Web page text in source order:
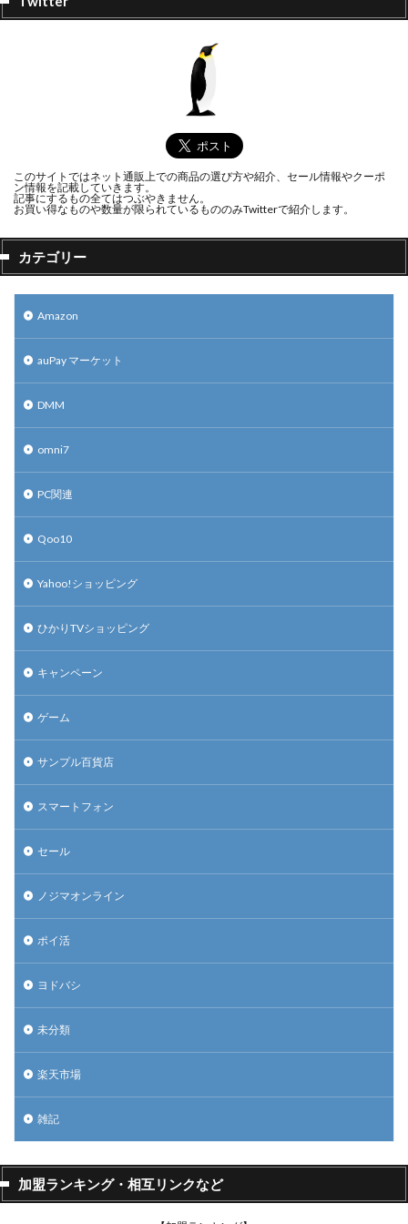
このサイトではネット通販上での商品の選び方や紹介、セール情報やクーポ
ン情報を記載していきます。
記事にするもの全てはつぶやきません。
お買い得なものや数量が限られているもののみTwitterで紹介します。
カテゴリー
Amazon
auPay マーケット
DMM
omni7
PC関連
Qoo10
Yahoo!ショッピング
ひかりTVショッピング
キャンペーン
ゲーム
サンプル百貨店
スマートフォン
セール
ノジマオンライン
ポイ活
ヨドバシ
未分類
楽天市場
雑記
加盟ランキング・相互リンクなど